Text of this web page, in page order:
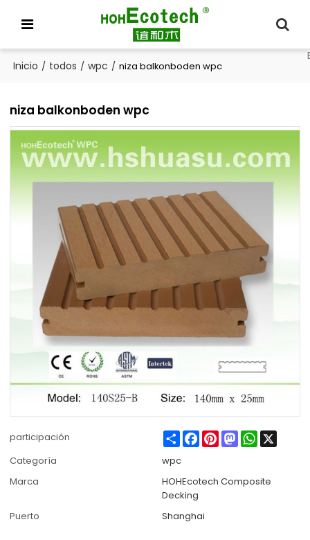
Inicio / todos / wpc / niza balkonboden wpc
niza balkonboden wpc
participación ShareFacebook
PinterestMastodonWhatsApp
X
Categoría
wpc
Marca
HOHEcotech Composite
Decking
Puerto
Shanghai